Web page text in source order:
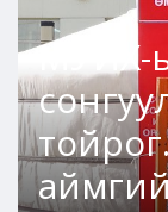
МУИХ-